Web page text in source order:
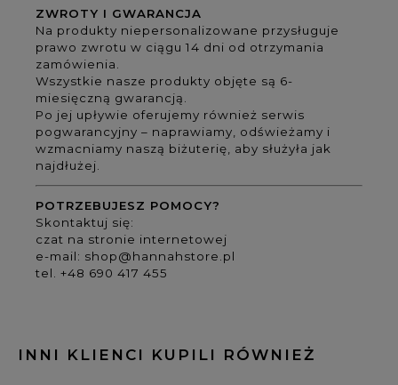
ZWROTY I GWARANCJA
Na produkty niepersonalizowane przysługuje
prawo zwrotu w ciągu 14 dni od otrzymania
zamówienia.
Wszystkie nasze produkty objęte są 6-
miesięczną gwarancją.
Po jej upływie oferujemy również serwis
pogwarancyjny – naprawiamy, odświeżamy i
wzmacniamy naszą biżuterię, aby służyła jak
najdłużej.
POTRZEBUJESZ POMOCY?
Skontaktuj się:
czat na stronie internetowej
e-mail: shop@hannahstore.pl
tel. +48 690 417 455
INNI KLIENCI KUPILI RÓWNIEŻ